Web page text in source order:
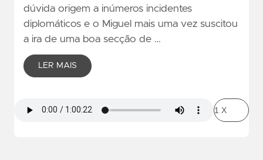
dúvida origem a inúmeros incidentes
diplomáticos e o Miguel mais uma vez suscitou
a ira de uma boa secção de …
LER MAIS